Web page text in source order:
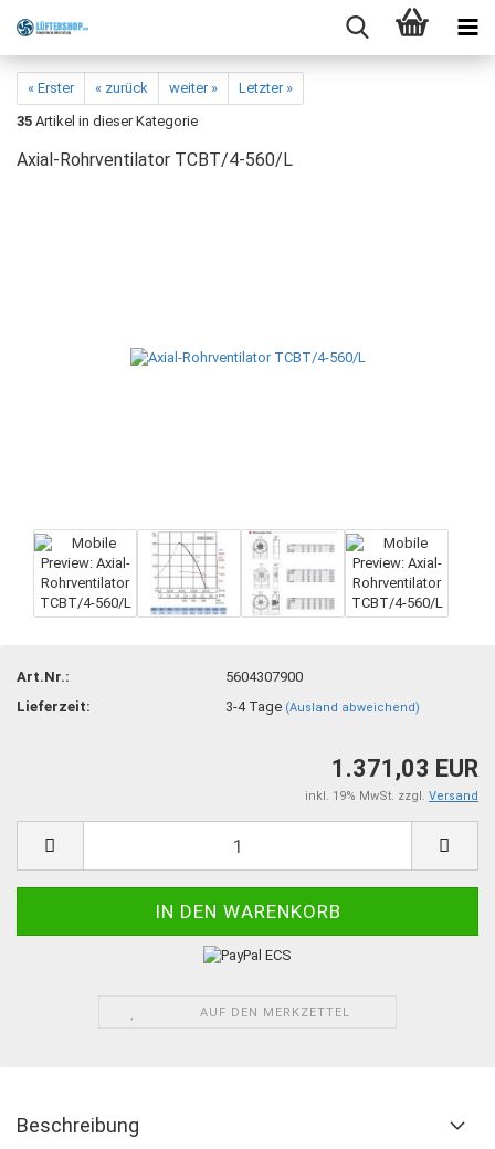
« Erster « zurück weiter »
Letzter »
35 Artikel in dieser Kategorie
Axial-Rohrventilator TCBT/4-560/L
Art.Nr.:
5604307900
Lieferzeit:
3-4 Tage (Ausland abweichend)
1.371,03 EUR
inkl. 19% MwSt. zzgl. Versand
AUF DEN MERKZETTEL
Beschreibung